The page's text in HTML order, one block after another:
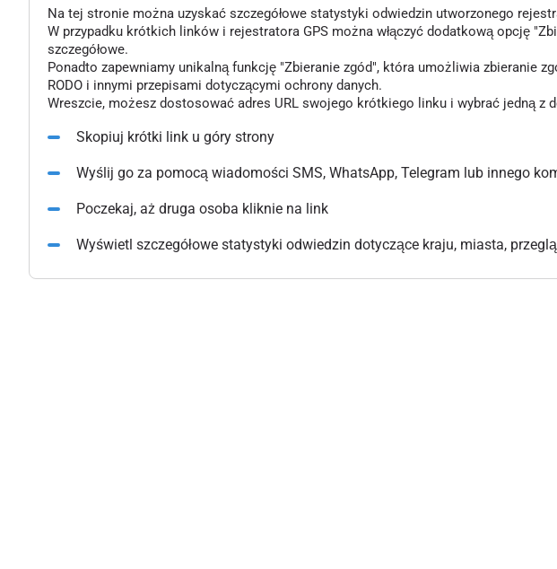
Na tej stronie można uzyskać szczegółowe statystyki odwiedzin utworzonego
W przypadku krótkich linków i rejestratora GPS można włączyć dodatkową opcję
szczegółowe.
Ponadto zapewniamy unikalną funkcję "Zbieranie zgód", która umożliwia zbieranie
RODO i innymi przepisami dotyczącymi ochrony danych.
Wreszcie, możesz dostosować adres URL swojego krótkiego linku i wybrać jedną z
Skopiuj krótki link u góry strony
Wyślij go za pomocą wiadomości SMS, WhatsApp, Telegram lub innego
Poczekaj, aż druga osoba kliknie na link
Wyświetl szczegółowe statystyki odwiedzin dotyczące kraju, miasta,